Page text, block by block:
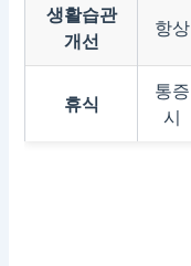
생활습관
개선
항상
휴식
통증
시